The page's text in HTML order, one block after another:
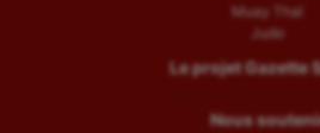
Muay Thaï
Judo
Le projet Gazette
Nous